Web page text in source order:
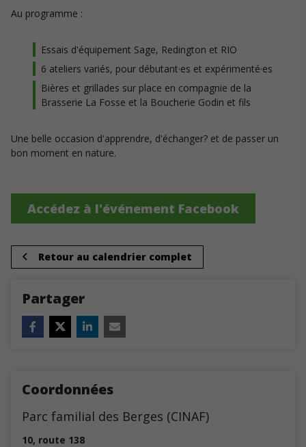
Au programme :
Essais d'équipement Sage, Redington et RIO
6 ateliers variés, pour débutant·es et expérimenté·es
Bières et grillades sur place en compagnie de la
Brasserie La Fosse et la Boucherie Godin et fils
Une belle occasion d'apprendre, d'échanger? et de passer un
bon moment en nature.
Accédez à l'événement Facebook
Retour au calendrier complet
Partager
Coordonnées
Parc familial des Berges (CINAF)
10, route 138